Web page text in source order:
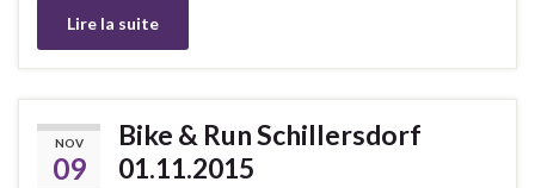
Lire la suite
NOV
09
Bike & Run Schillersdorf
01.11.2015